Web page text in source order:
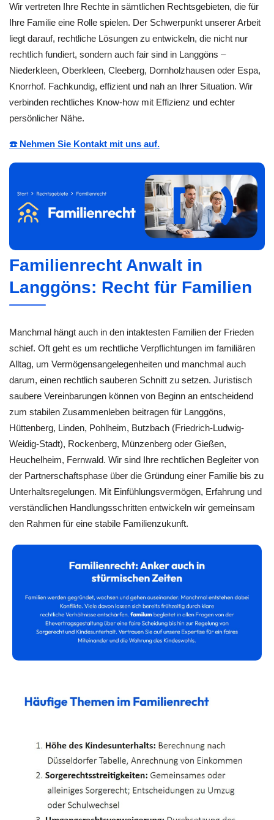
Wir vertreten Ihre Rechte in sämtlichen Rechtsgebieten, die für
Ihre Familie eine Rolle spielen. Der Schwerpunkt unserer Arbeit
liegt darauf, rechtliche Lösungen zu entwickeln, die nicht nur
rechtlich fundiert, sondern auch fair sind in Langgöns –
Niederkleen, Oberkleen, Cleeberg, Dornholzhausen oder Espa,
Knorrhof. Fachkundig, effizient und nah an Ihrer Situation. Wir
verbinden rechtliches Know-how mit Effizienz und echter
persönlicher Nähe.
☎️ Nehmen Sie Kontakt mit uns auf.
Familienrecht Anwalt in
Langgöns: Recht für Familien
Manchmal hängt auch in den intaktesten Familien der Frieden
schief. Oft geht es um rechtliche Verpflichtungen im familiären
Alltag, um Vermögensangelegenheiten und manchmal auch
darum, einen rechtlich sauberen Schnitt zu setzen. Juristisch
saubere Vereinbarungen können von Beginn an entscheidend
zum stabilen Zusammenleben beitragen für Langgöns,
Hüttenberg, Linden, Pohlheim, Butzbach (Friedrich-Ludwig-
Weidig-Stadt), Rockenberg, Münzenberg oder Gießen,
Heuchelheim, Fernwald. Wir sind Ihre rechtlichen Begleiter von
der Partnerschaftsphase über die Gründung einer Familie bis zu
Unterhaltsregelungen. Mit Einfühlungsvermögen, Erfahrung und
verständlichen Handlungsschritten entwickeln wir gemeinsam
den Rahmen für eine stabile Familienzukunft.